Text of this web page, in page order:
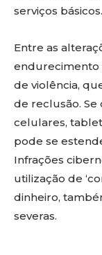
serviços básicos.
Entre as
endurecimento
de violência,
de reclusão.
celulares,
pode se
Infrações
utilização de
dinheiro,
severas.